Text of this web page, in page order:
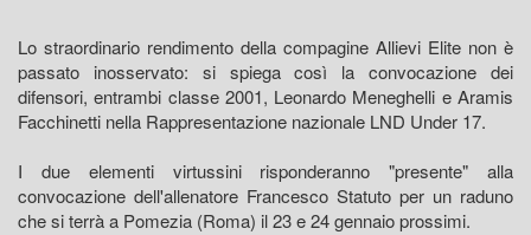
Lo straordinario rendimento della compagine Allievi Elite non è
passato inosservato: si spiega così la convocazione dei
difensori, entrambi classe 2001, Leonardo Meneghelli e Aramis
Facchinetti nella Rappresentazione nazionale LND Under 17.
I due elementi virtussini risponderanno "presente" alla
convocazione dell'allenatore Francesco Statuto per un raduno
che si terrà a Pomezia (Roma) il 23 e 24 gennaio prossimi.